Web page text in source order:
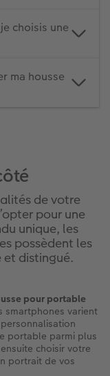
choisis une
ma housse
de votre
pour une
unique, les
possèdent les
et distingué.
pour portable
smartphones varient
portable parmi plus
choisir votre
portrait de vos